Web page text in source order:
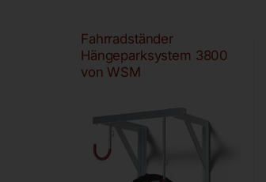
Fahrradständer
Hängeparksystem 3800
von WSM